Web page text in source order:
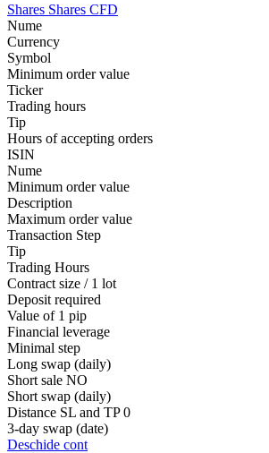
Shares Shares CFD
Nume
Currency
Symbol
Minimum order value
Ticker
Trading hours
Tip
Hours of accepting orders
ISIN
Nume
Minimum order value
Description
Maximum order value
Transaction Step
Tip
Trading Hours
Contract size / 1 lot
Deposit required
Value of 1 pip
Financial leverage
Minimal step
Long swap (daily)
Short sale NO
Short swap (daily)
Distance SL and TP 0
3-day swap (date)
Deschide cont